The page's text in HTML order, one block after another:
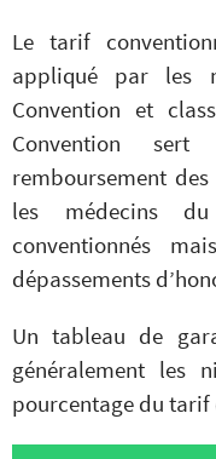
Le tarif
appliqué par les
Convention et
Convention
remboursement
les médecins
conventionnés
dépassements
Un tableau de
généralement les
pourcentage du tarif